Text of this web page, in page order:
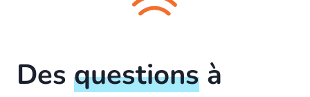
Des questions à